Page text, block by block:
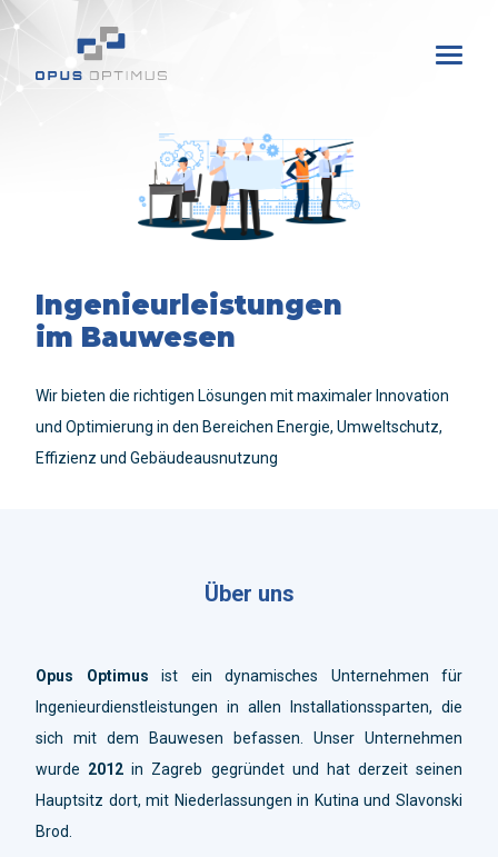
Ingenieurleistungen
im Bauwesen
Wir bieten die richtigen Lösungen mit maximaler Innovation
und Optimierung in den Bereichen Energie, Umweltschutz,
Effizienz und Gebäudeausnutzung
Über uns
Opus Optimus ist ein dynamisches Unternehmen für
Ingenieurdienstleistungen in allen Installationssparten, die
sich mit dem Bauwesen befassen. Unser Unternehmen
wurde 2012 in Zagreb gegründet und hat derzeit seinen
Hauptsitz dort, mit Niederlassungen in Kutina und Slavonski
Brod.